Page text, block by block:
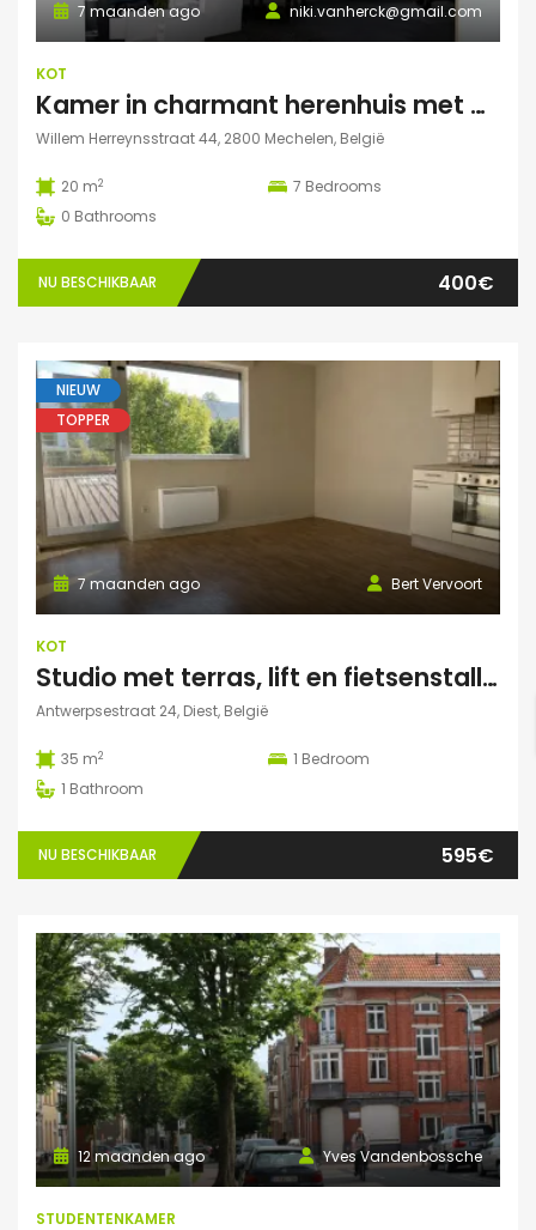
niki.vanherck@gmail.com
7 maanden ago
KOT
Kamer in charmant herenhuis met grote zonnige tuin
Willem Herreynsstraat 44, 2800 Mechelen, België
20 m2 7 Bedrooms
0 Bathrooms
NU BESCHIKBAAR 400€
NIEUW
TOPPER
Bert Vervoort
7 maanden ago
KOT
Studio met terras, lift en fietsenstalling in Diest
Antwerpsestraat 24, Diest, België
35 m2 1 Bedroom
1 Bathroom
NU BESCHIKBAAR 595€
Yves Vandenbossche
12 maanden ago
STUDENTENKAMER